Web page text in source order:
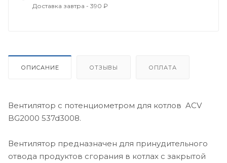
Доставка завтра - 390 ₽
ОПИСАНИЕ ОТЗЫВЫ ОПЛАТА
Вентилятор с потенциометром для котлов ACV
BG2000 537d3008.
Вентилятор предназначен для принудительного
отвода продуктов сгорания в котлах с закрытой